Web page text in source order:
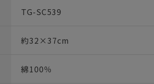
TG-SC539
約32×37cm
綿100％